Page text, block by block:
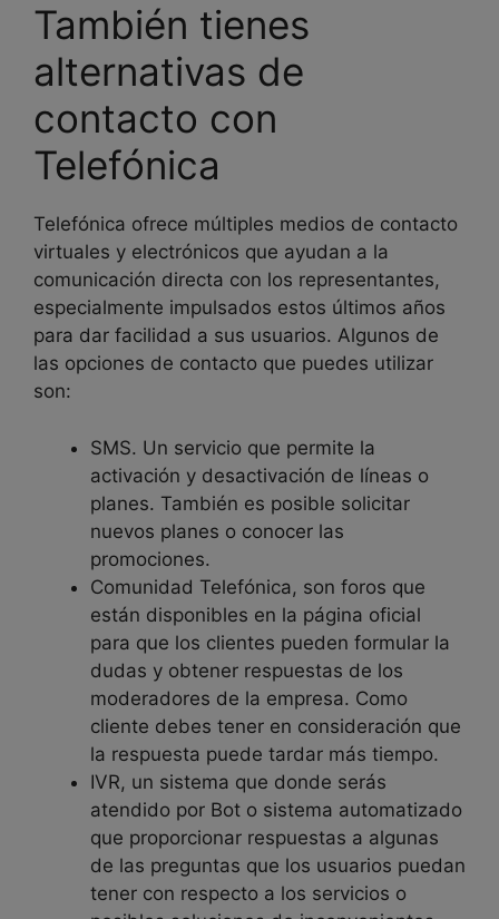
También tienes
alternativas de
contacto con
Telefónica
Telefónica ofrece múltiples medios de contacto
virtuales y electrónicos que ayudan a la
comunicación directa con los representantes,
especialmente impulsados estos últimos años
para dar facilidad a sus usuarios. Algunos de
las opciones de contacto que puedes utilizar
son:
SMS. Un servicio que permite la
activación y desactivación de líneas o
planes. También es posible solicitar
nuevos planes o conocer las
promociones.
Comunidad Telefónica, son foros que
están disponibles en la página oficial
para que los clientes pueden formular la
dudas y obtener respuestas de los
moderadores de la empresa. Como
cliente debes tener en consideración que
la respuesta puede tardar más tiempo.
IVR, un sistema que donde serás
atendido por Bot o sistema automatizado
que proporcionar respuestas a algunas
de las preguntas que los usuarios puedan
tener con respecto a los servicios o